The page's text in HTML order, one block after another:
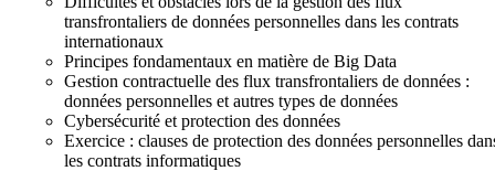
transfrontaliers de données personnelles dans les contrats
internationaux
Principes fondamentaux en matière de Big Data
Gestion contractuelle des flux transfrontaliers de données :
données personnelles et autres types de données
Cybersécurité et protection des données
Exercice : clauses de protection des données personnelles
les contrats informatiques